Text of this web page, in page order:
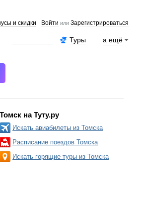
и скидки Войти илиЗарегистрироваться
а ещё
Туры
Томск на Туту.ру
Искать авиабилеты из Томска
Расписание поездов Томска
Искать горящие туры из Томска